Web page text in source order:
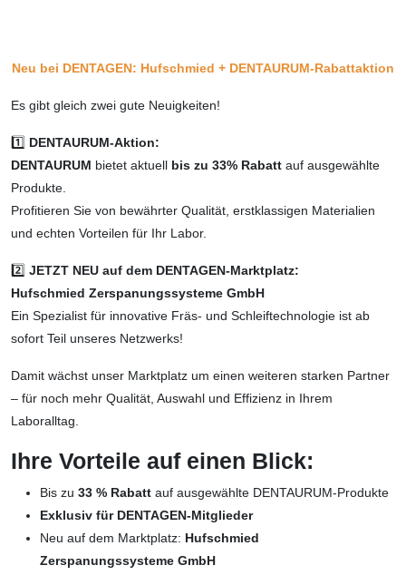
Neu bei DENTAGEN: Hufschmied + DENTAURUM-Rabattaktion
Es gibt gleich zwei gute Neuigkeiten!
1️⃣ DENTAURUM-Aktion:
DENTAURUM bietet aktuell bis zu 33% Rabatt auf ausgewählte
Produkte.
Profitieren Sie von bewährter Qualität, erstklassigen Materialien
und echten Vorteilen für Ihr Labor.
2️⃣ JETZT NEU auf dem DENTAGEN-Marktplatz:
Hufschmied Zerspanungssysteme GmbH
Ein Spezialist für innovative Fräs- und Schleiftechnologie ist ab
sofort Teil unseres Netzwerks!
Damit wächst unser Marktplatz um einen weiteren starken Partner
– für noch mehr Qualität, Auswahl und Effizienz in Ihrem
Laboralltag.
Ihre Vorteile auf einen Blick:
Bis zu 33 % Rabatt auf ausgewählte DENTAURUM-Produkte
Exklusiv für DENTAGEN-Mitglieder
Neu auf dem Marktplatz: Hufschmied
Zerspanungssysteme GmbH